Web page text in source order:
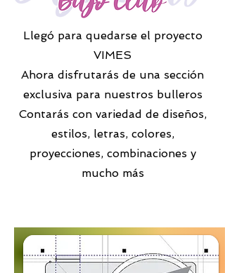
Llegó para quedarse el proyecto
VIMES
Ahora disfrutarás de una sección
exclusiva para nuestros bulleros
Contarás con variedad de diseños,
estilos, letras, colores,
proyecciones, combinaciones y
mucho más